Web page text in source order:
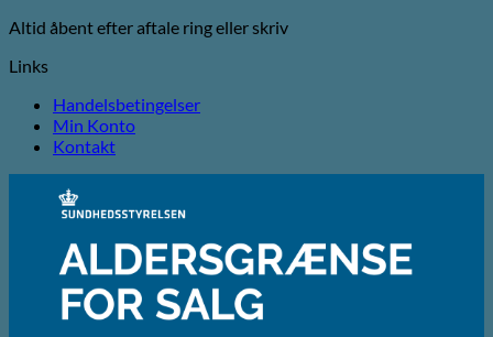
Altid åbent efter aftale ring eller skriv
Links
Handelsbetingelser
Min Konto
Kontakt